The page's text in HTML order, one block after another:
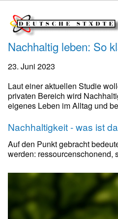
Nachhaltig leben: So
23. Juni 2023
Laut einer aktuellen Studie
privaten Bereich wird
eigenes Leben im Alltag und
Nachhaltigkeit - was ist
Auf den Punkt gebracht
werden: ressourcenschonend,